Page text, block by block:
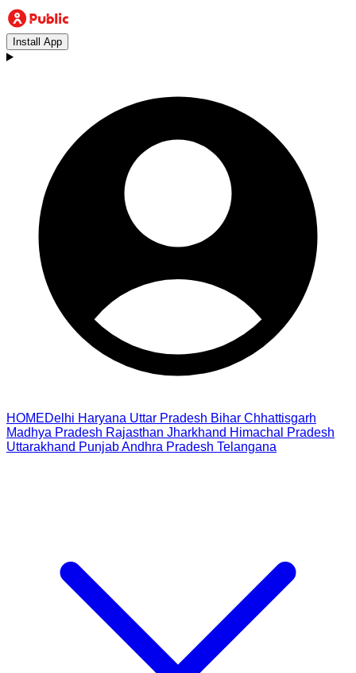
Install App
HOMEDelhi Haryana Uttar Pradesh Bihar Chhattisgarh
Madhya Pradesh Rajasthan Jharkhand Himachal Pradesh
Uttarakhand PunjabAndhra Pradesh Telangana